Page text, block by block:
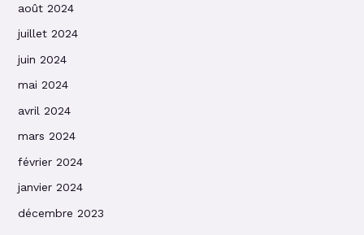
août 2024
juillet 2024
juin 2024
mai 2024
avril 2024
mars 2024
février 2024
janvier 2024
décembre 2023